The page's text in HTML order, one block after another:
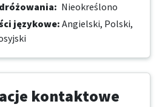
: Nieokreślono
językowe: Angielski, Polski,
kontaktowe